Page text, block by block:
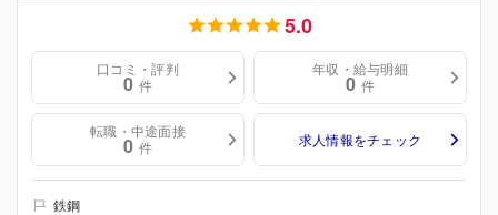
5.0
口コミ・評判
0 件
年収・給与明細
0 件
転職・中途面接
0 件 求人情報をチェック
鉄鋼